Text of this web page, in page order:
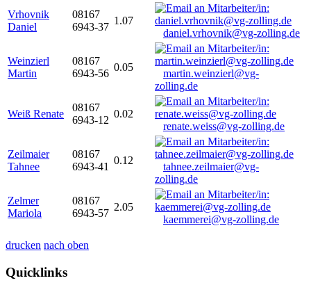
Vrhovnik
Daniel
08167
6943-37
1.07
daniel.vrhovnik@vg-zolling.de
Weinzierl
Martin
08167
6943-56
0.05
martin.weinzierl@vg-
zolling.de
Weiß Renate
08167
6943-12
0.02
renate.weiss@vg-zolling.de
Zeilmaier
Tahnee
08167
6943-41
0.12
tahnee.zeilmaier@vg-
zolling.de
Zelmer
Mariola
08167
6943-57
2.05
kaemmerei@vg-zolling.de
drucken nach oben
Quicklinks